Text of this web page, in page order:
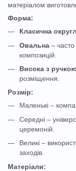
матеріалом
Форма:
Класична
Овальна – часто
композицій.
Висока з
розміщення.
Розмір:
Маленькі –
Середні –
церемоній.
Великі –
заходів.
Матеріали: